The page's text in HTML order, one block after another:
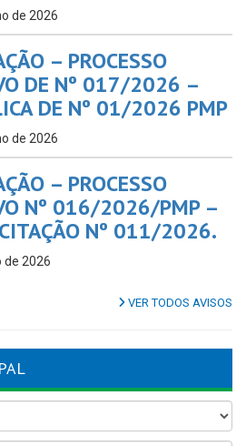
de 2026
– PROCESSO
DE Nº 017/2026 –
DE Nº 01/2026 PMP
de 2026
– PROCESSO
Nº 016/2026/PMP –
Nº 011/2026.
de 2026
VER TODOS AVISOS